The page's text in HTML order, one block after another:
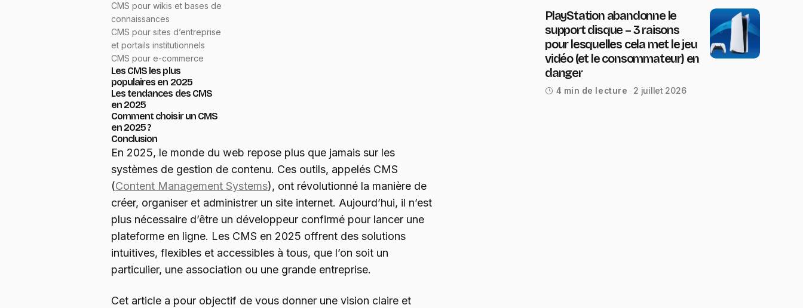
CMS pour wikis et bases de
connaissances
CMS pour sites d’entreprise
et portails institutionnels
CMS pour e-commerce
Les CMS les plus
populaires en 2025
Les tendances des CMS
en 2025
Comment choisir un CMS
en 2025 ?
Conclusion
En 2025, le monde du web repose plus que jamais sur les
systèmes de gestion de contenu. Ces outils, appelés CMS
(Content Management Systems), ont révolutionné la manière de
créer, organiser et administrer un site internet. Aujourd’hui, il n’est
plus nécessaire d’être un développeur confirmé pour lancer une
plateforme en ligne. Les CMS en 2025 offrent des solutions
intuitives, flexibles et accessibles à tous, que l’on soit un
particulier, une association ou une grande entreprise.
Cet article a pour objectif de vous donner une vision claire et
PlayStation abandonne le
support disque – 3 raisons
pour lesquelles cela met le jeu
vidéo (et le consommateur) en
danger
4 min de lecture 2 juillet 2026